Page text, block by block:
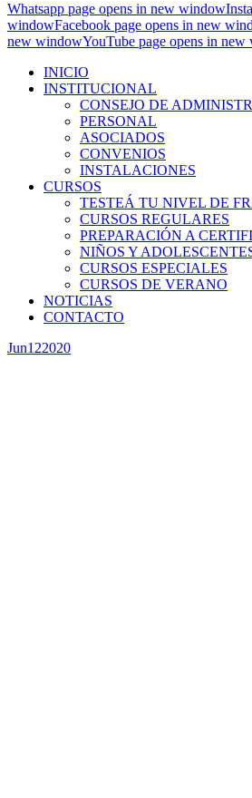
Whatsapp page opens in new window
windowFacebook page opens in new
new windowYouTube page opens in
INICIO
INSTITUCIONAL
CONSEJO DE
PERSONAL
ASOCIADOS
CONVENIOS
INSTALACIONES
CURSOS
TESTEÁ TU NIVEL DE
CURSOS REGULARES
PREPARACIÓN A
NIÑOS Y
CURSOS ESPECIALES
CURSOS DE VERANO
NOTICIAS
CONTACTO
Jun122020